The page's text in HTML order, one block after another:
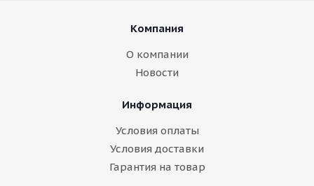
Компания
О компании
Новости
Информация
Условия оплаты
Условия доставки
Гарантия на товар